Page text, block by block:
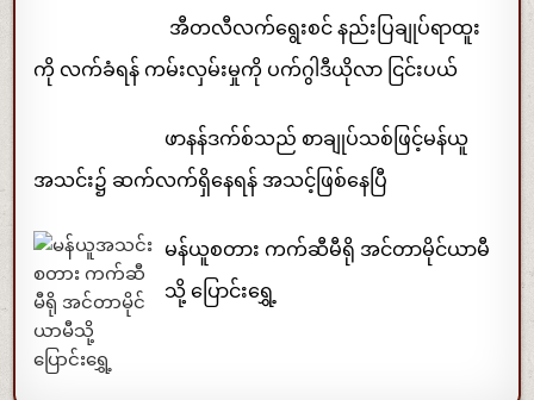
အီတလီလက်ရွေးစင် နည်းပြချုပ်ရာထူး
ကို လက်ခံရန် ကမ်းလှမ်းမှုကို ပက်ဂွါဒီယိုလာ ငြင်းပယ်
ဖာနန်ဒက်စ်သည် စာချုပ်သစ်ဖြင့်မန်ယူ
အသင်း၌ ဆက်လက်ရှိနေရန် အသင့်ဖြစ်နေပြီ
မန်ယူစတား ကက်ဆီမီရို အင်တာမိုင်ယာမီ
သို့ ပြောင်းရွှေ့